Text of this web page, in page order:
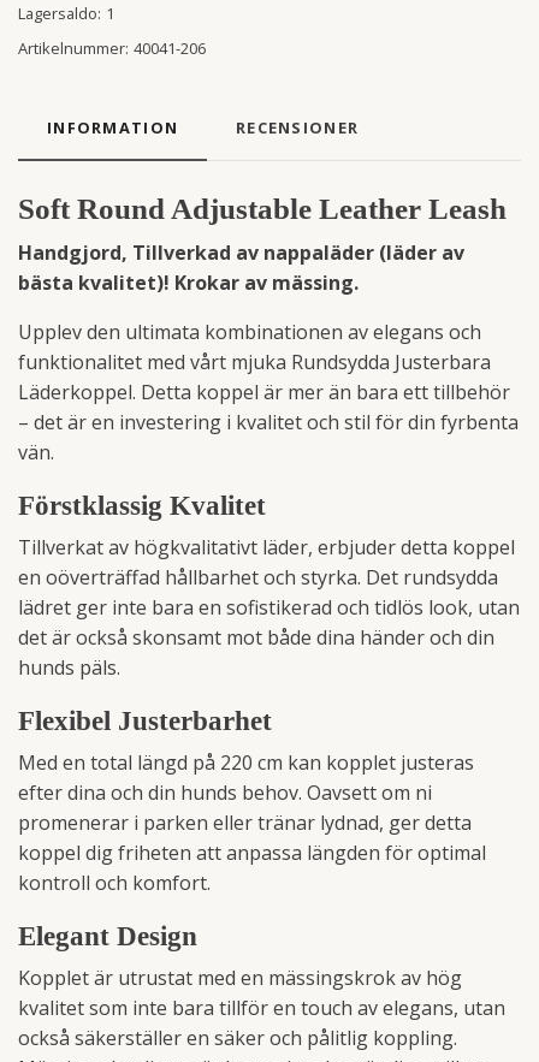
Lagersaldo: 1
Artikelnummer: 40041-206
INFORMATION RECENSIONER
Soft Round Adjustable Leather Leash
Handgjord, Tillverkad av nappaläder (läder av
bästa kvalitet)! Krokar av mässing.
Upplev den ultimata kombinationen av elegans och
funktionalitet med vårt mjuka Rundsydda Justerbara
Läderkoppel. Detta koppel är mer än bara ett tillbehör
– det är en investering i kvalitet och stil för din fyrbenta
vän.
Förstklassig Kvalitet
Tillverkat av högkvalitativt läder, erbjuder detta koppel
en oöverträffad hållbarhet och styrka. Det rundsydda
lädret ger inte bara en sofistikerad och tidlös look, utan
det är också skonsamt mot både dina händer och din
hunds päls.
Flexibel Justerbarhet
Med en total längd på 220 cm kan kopplet justeras
efter dina och din hunds behov. Oavsett om ni
promenerar i parken eller tränar lydnad, ger detta
koppel dig friheten att anpassa längden för optimal
kontroll och komfort.
Elegant Design
Kopplet är utrustat med en mässingskrok av hög
kvalitet som inte bara tillför en touch av elegans, utan
också säkerställer en säker och pålitlig koppling.